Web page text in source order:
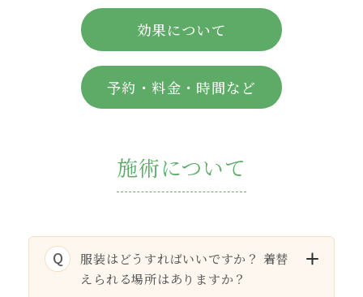
効果について
予約・料金・時間など
施術について
Q
服装はどうすればいいですか？ 着替
えられる場所はありますか？